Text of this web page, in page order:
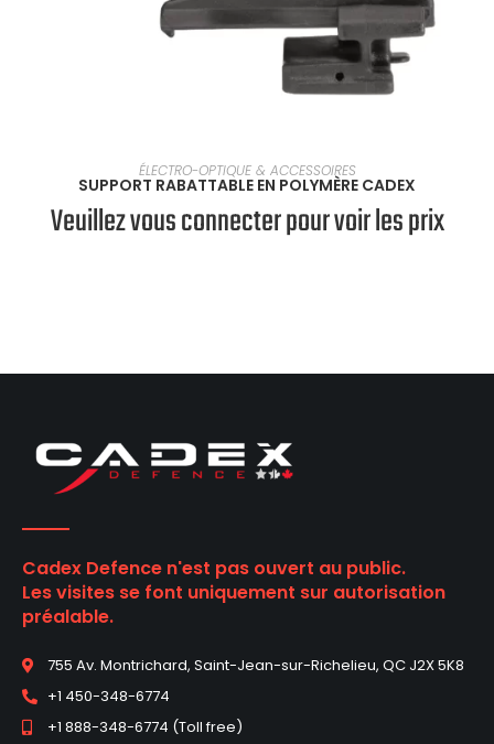
SÉLECTIONNER UNE OPTION
ÉLECTRO-OPTIQUE & ACCESSOIRES
SUPPORT RABATTABLE EN POLYMÈRE CADEX
Veuillez vous connecter pour voir les prix
Cadex Defence n'est pas ouvert au public.
Les visites se font uniquement sur autorisation
préalable.
755 Av. Montrichard, Saint-Jean-sur-Richelieu, QC J2X 5K8
+1 450-348-6774
+1 888-348-6774 (Toll free)